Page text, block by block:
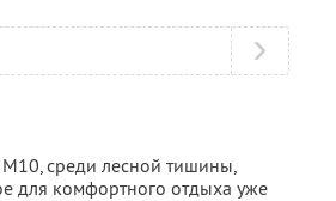
М10, среди лесной тишины,
для комфортного отдыха уже